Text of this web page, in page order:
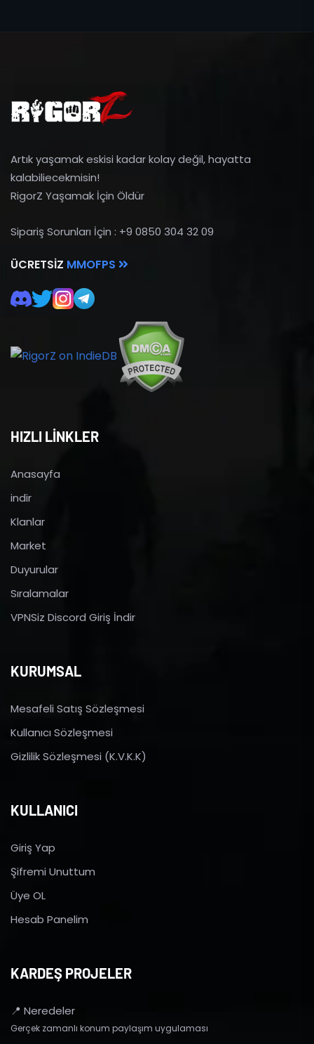
Artık yaşamak eskisi kadar kolay değil, hayatta
kalabiliecekmisin!
RigorZ Yaşamak İçin Öldür
Sipariş Sorunları İçin : +9 0850 304 32 09
ÜCRETSIZ MMOFPS
HIZLI LİNKLER
Anasayfa
indir
Klanlar
Market
Duyurular
Sıralamalar
VPNSiz Discord Giriş İndir
KURUMSAL
Mesafeli Satış Sözleşmesi
Kullanıcı Sözleşmesi
Gizlilik Sözleşmesi (K.V.K.K)
KULLANICI
Giriş Yap
Şifremi Unuttum
Üye OL
Hesab Panelim
KARDEŞ PROJELER
📍 Neredeler
Gerçek zamanlı konum paylaşım uygulaması